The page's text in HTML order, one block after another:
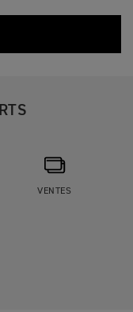
VENTES